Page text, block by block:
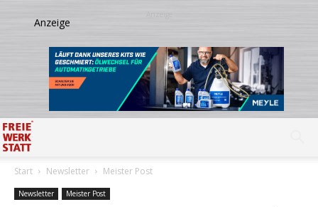
Start Newsletter Meister Post
Newsletter Meister Post